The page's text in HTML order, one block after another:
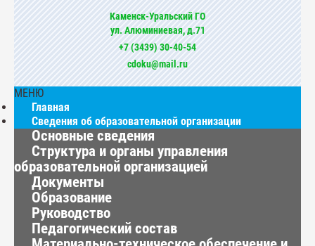
Каменск-Уральский ГО
ул. Алюминиевая, д.71
+7 (3439) 30-40-54
cdoku@mail.ru
МЕНЮ
Главная
Сведения об образовательной организации
Основные сведения
Структура и органы управления
образовательной организацией
Документы
Образование
Руководство
Педагогический состав